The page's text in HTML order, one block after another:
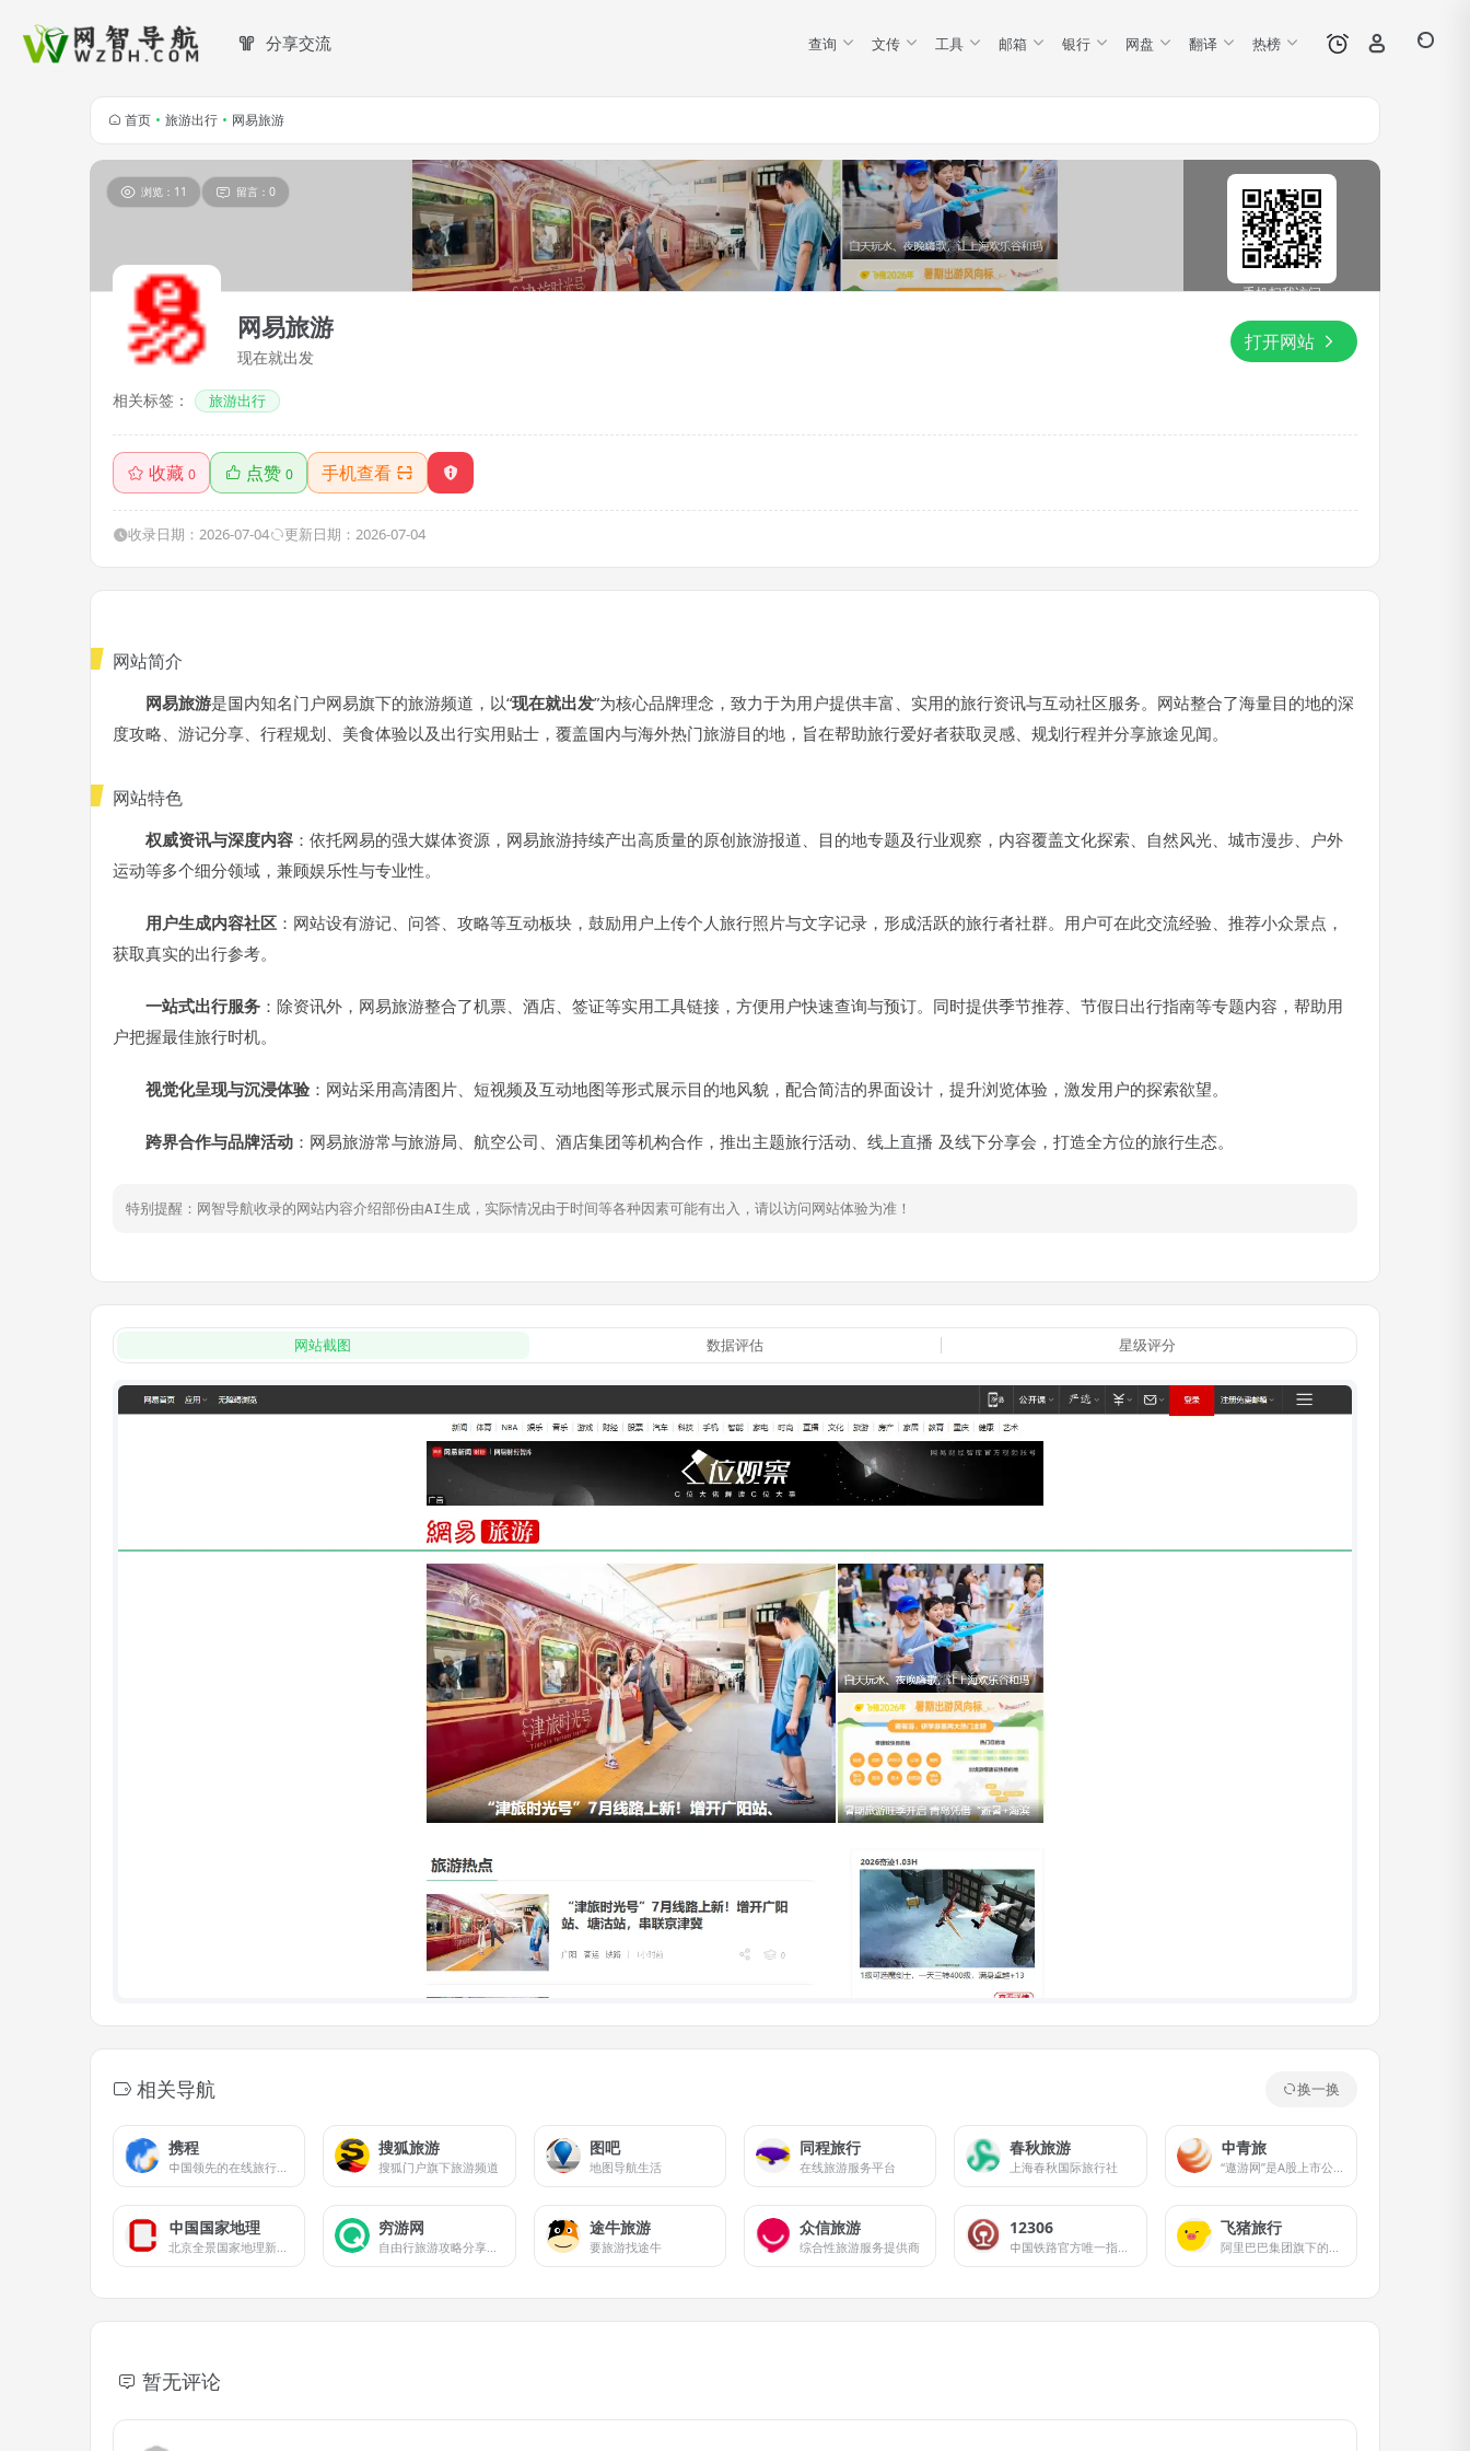
分享交流 查询 文传 工具 邮箱 银行 网盘 翻译 热榜
首页 • 旅游出行 • 网易旅游
手机扫我访问
浏览：11 留言：0
网易旅游
现在就出发
打开网站
相关标签： 旅游出行
收藏 0 点赞 0 手机查看
收录日期：2026-07-04 更新日期：2026-07-04
网站简介
网易旅游是国内知名门户网易旗下的旅游频道，以“现在就出发”为核心品牌理念，致力于为用户提供丰富、实用的旅行资讯与互动社区服务。网站整合了海量目的地的深
度攻略、游记分享、行程规划、美食体验以及出行实用贴士，覆盖国内与海外热门旅游目的地，旨在帮助旅行爱好者获取灵感、规划行程并分享旅途见闻。
网站特色
权威资讯与深度内容 ：依托网易的强大媒体资源，网易旅游持续产出高质量的原创旅游报道、目的地专题及行业观察，内容覆盖文化探索、自然风光、城市漫步、户外
运动等多个细分领域，兼顾娱乐性与专业性。
用户生成内容社区 ：网站设有游记、问答、攻略等互动板块，鼓励用户上传个人旅行照片与文字记录，形成活跃的旅行者社群。用户可在此交流经验、推荐小众景点，
获取真实的出行参考。
一站式出行服务 ：除资讯外，网易旅游整合了机票、酒店、签证等实用工具链接，方便用户快速查询与预订。同时提供季节推荐、节假日出行指南等专题内容，帮助用
户把握最佳旅行时机。
视觉化呈现与沉浸体验：网站采用高清图片、短视频及互动地图等形式展示目的地风貌，配合简洁的界面设计，提升浏览体验，激发用户的探索欲望。
跨界合作与品牌活动 ：网易旅游常与旅游局、航空公司、酒店集团等机构合作，推出主题旅行活动、线上直播 及线下分享会，打造全方位的旅行生态。
特别提醒：网智导航收录的网站内容介绍部份由AI生成，实际情况由于时间等各种因素可能有出入，请以访问网站体验为准！
网站截图 数据评估 星级评分
相关导航 换一换
携程
中国领先的在线旅行服务公司
搜狐旅游
搜狐门户旗下旅游频道
图吧
地图导航生活
同程旅行
在线旅游服务平台
春秋旅游
上海春秋国际旅行社
中青旅
“遨游网”是A股上市公司中青旅控股股份有限公司（600138）旗下中青旅遨游科技发展有限公司在互联网时代打造的品质旅行生活平台，移动端品牌为遨游旅行APP。
中国国家地理
北京全景国家地理新媒体科技
穷游网
自由行旅游攻略分享社区
途牛旅游
要旅游找途牛
众信旅游
综合性旅游服务提供商
12306
中国铁路官方唯一指定的互联网售票平台
飞猪旅行
阿里巴巴集团旗下的一站式综合旅游服务平台
暂无评论